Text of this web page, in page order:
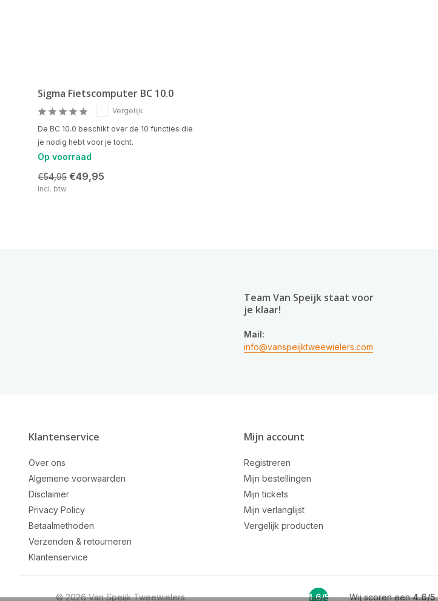
Sigma Fietscomputer BC 10.0
Vergelijk
De BC 10.0 beschikt over de 10 functies die
je nodig hebt voor je tocht.
Op voorraad
€54,95 €49,95
Incl. btw
Team Van Speijk staat voor
je klaar!
Mail:
info@vanspeijktweewielers.com
Klantenservice
Over ons
Algemene voorwaarden
Disclaimer
Privacy Policy
Betaalmethoden
Verzenden & retourneren
Klantenservice
Mijn account
Registreren
Mijn bestellingen
Mijn tickets
Mijn verlanglijst
Vergelijk producten
© 2026 Van Speijk Tweewielers 4.6/5 Wij scoren een4.6/5